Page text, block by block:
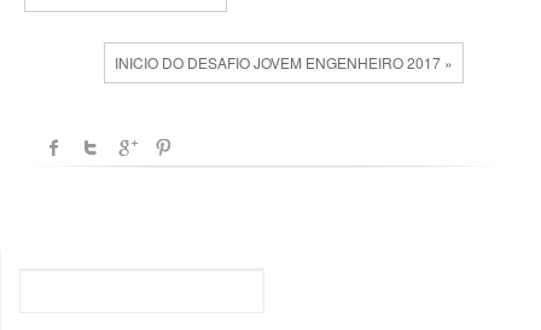
INICIO DO DESAFIO JOVEM ENGENHEIRO 2017 »